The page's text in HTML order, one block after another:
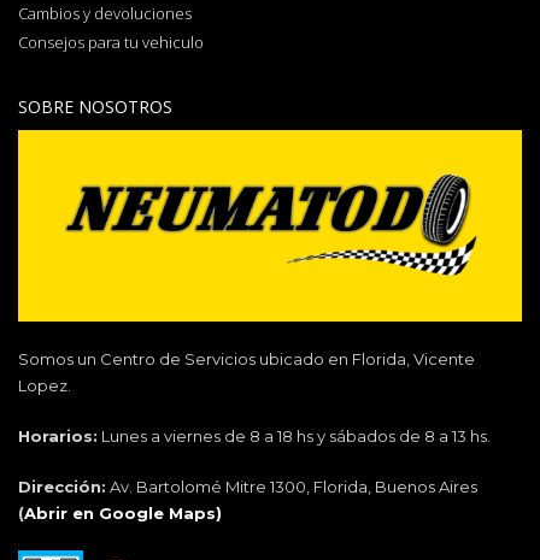
Cambios y devoluciones
Consejos para tu vehiculo
SOBRE NOSOTROS
Somos un Centro de Servicios ubicado en Florida, Vicente
Lopez.
Horarios: Lunes a viernes de 8 a 18 hs y sábados de 8 a 13 hs.
Dirección: Av. Bartolomé Mitre 1300, Florida, Buenos Aires
(Abrir en Google Maps)